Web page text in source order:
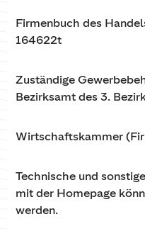
Firmenbuch des
164622t
Zuständige
Bezirksamt des 3.
Wirtschaftskammer
Technische und
mit der Homepage
werden.